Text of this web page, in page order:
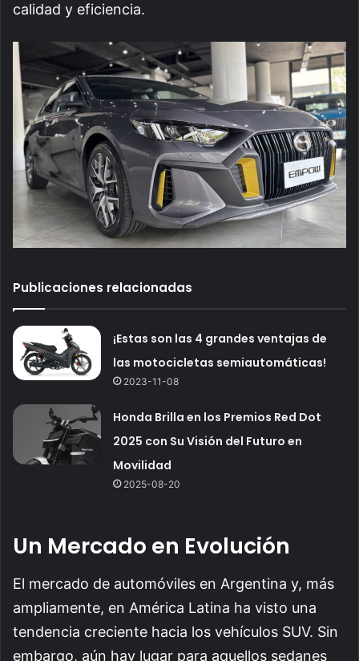
calidad y eficiencia.
Publicaciones relacionadas
¡Estas son las 4 grandes ventajas de
las motocicletas semiautomáticas!
2023-11-08
Honda Brilla en los Premios Red Dot
2025 con Su Visión del Futuro en
Movilidad
2025-08-20
Un Mercado en Evolución
El mercado de automóviles en Argentina y, más
ampliamente, en América Latina ha visto una
tendencia creciente hacia los vehículos SUV. Sin
embargo, aún hay lugar para aquellos sedanes